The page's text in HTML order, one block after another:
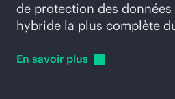
de protection des
hybride la plus complète
En savoir plus